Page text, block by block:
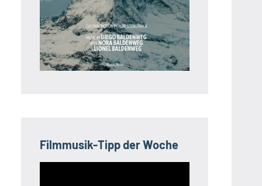
Filmmusik-Tipp der Woche